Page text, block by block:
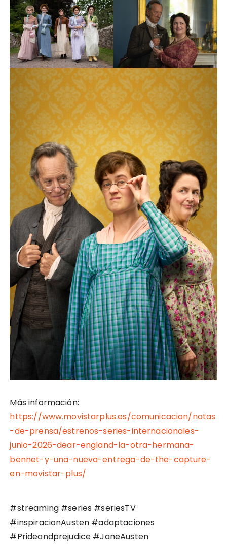
Más información:
https://www.movistarplus.es/comunicacion/notas
-de-prensa/estrenos-series-internacionales-
junio-2026-dear-england-la-otra-hermana-
bennet-y-una-nueva-entrega-de-the-capture-
en-movistar-plus/
#streaming #series #seriesTV
#inspiracionAusten #adaptaciones
#Prideandprejudice #JaneAusten